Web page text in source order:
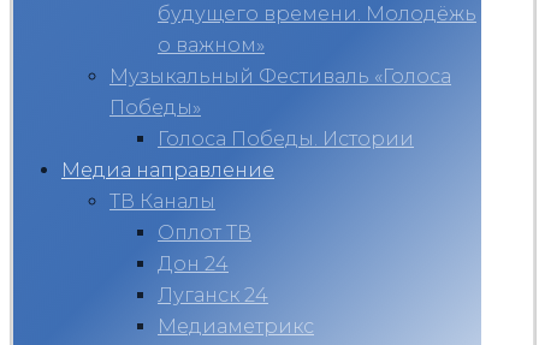
будущего времени. Молодёжь
о важном»
Музыкальный Фестиваль «Голоса
Победы»
Голоса Победы. Истории
Медиа направление
ТВ Каналы
Оплот ТВ
Дон 24
Луганск 24
Медиаметрикс